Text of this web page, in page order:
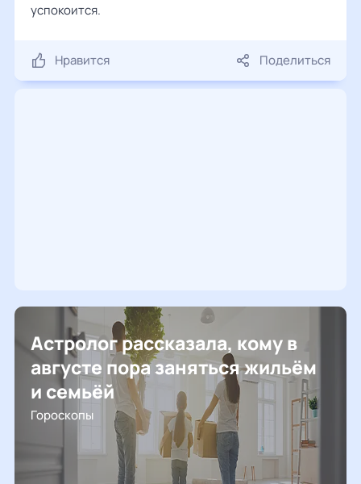
успокоится.
Нравится Поделиться
Астролог рассказала, кому в
августе пора заняться жильём
и семьёй
Гороскопы